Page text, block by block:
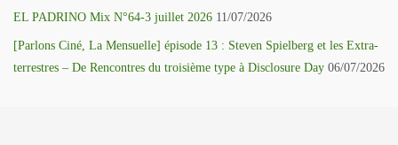
EL PADRINO Mix N°64-3 juillet 2026 11/07/2026
[Parlons Ciné, La Mensuelle] épisode 13 : Steven Spielberg et les Extra-
terrestres – De Rencontres du troisième type à Disclosure Day 06/07/2026